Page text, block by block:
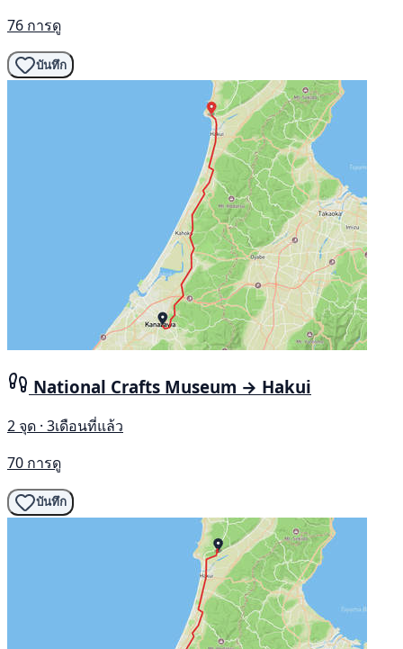
76 การดู
บันทึก
National Crafts Museum → Hakui
2 จุด · 3เดือนที่แล้ว
70 การดู
บันทึก